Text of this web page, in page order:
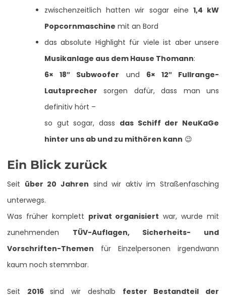
zwischenzeitlich hatten wir sogar eine 1,4 kW
Popcornmaschine mit an Bord
das absolute Highlight für viele ist aber unsere
Musikanlage aus dem Hause Thomann:
6× 18″ Subwoofer und 6× 12″ Fullrange-
Lautsprecher sorgen dafür, dass man uns
definitiv hört –
so gut sogar, dass das Schiff der NeuKaGe
hinter uns ab und zu mithören kann 😉
Ein Blick zurück
Seit über 20 Jahren sind wir aktiv im Straßenfasching
unterwegs.
Was früher komplett privat organisiert war, wurde mit
zunehmenden TÜV-Auflagen, Sicherheits- und
Vorschriften-Themen für Einzelpersonen irgendwann
kaum noch stemmbar.
Seit 2016sind wir deshalb fester Bestandteil der